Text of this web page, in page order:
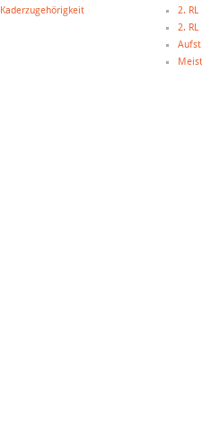
Kaderzugehörigkeit
2.
2.